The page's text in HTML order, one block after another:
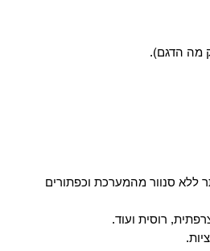
מה הדגם).
ללא סנוור מהמערכת וכפתורים
רוסית ועוד.